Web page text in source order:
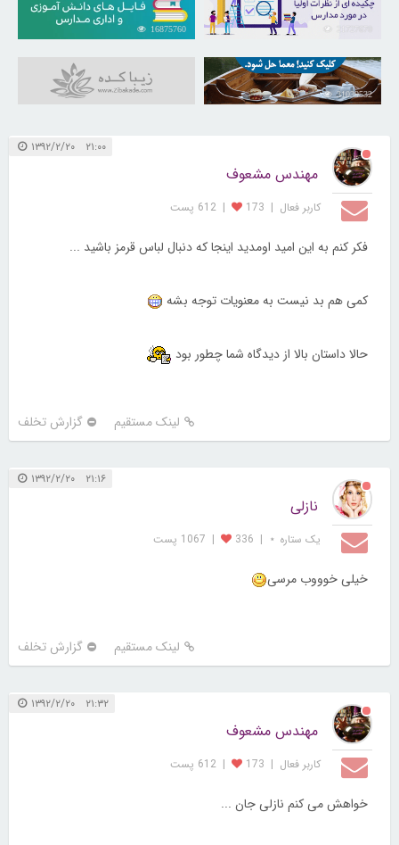
16875760
31039532
۲۱:۰۰ ۱۳۹۲/۲/۲۰
مهندس مشعوف
کاربر فعال |
173
| 612 پست
فکر کنم به این امید اومدید اینجا که دنبال لباس قرمز باشید ...
کمی هم بد نیست به معنویات توجه بشه
حالا داستان بالا از دیدگاه شما چطور بود
لینک مستقیم گزارش تخلف
۲۱:۱۶ ۱۳۹۲/۲/۲۰
نازلی
یک ستاره ⋆ |
336
| 1067 پست
خیلی خوووب مرسی
لینک مستقیم گزارش تخلف
۲۱:۳۲ ۱۳۹۲/۲/۲۰
مهندس مشعوف
کاربر فعال |
173
| 612 پست
خواهش می کنم نازلی جان ...